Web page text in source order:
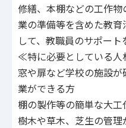
修繕、本棚などの工作
業の準備等を含めた教
して、教職員のサポート
≪特に必要としている
窓や扉など学校の施設
業ができる方
棚の製作等の簡単な大
樹木や草木、芝生の管